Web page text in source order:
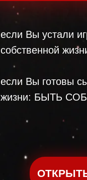
если Вы устали
собственной
если Вы готовы
жизни: БЫТЬ